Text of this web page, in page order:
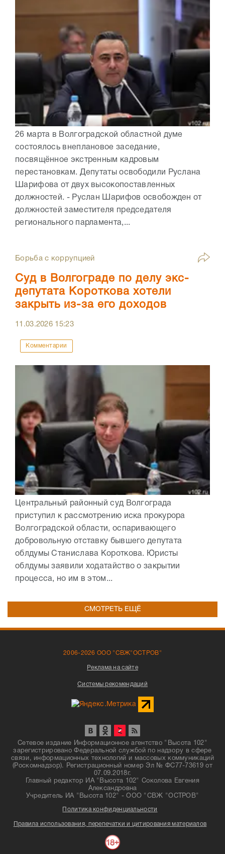
26 марта в Волгоградской областной думе
состоялось внеплановое заседание,
посвящённое экстренным кадровым
перестановкам. Депутаты освободили Руслана
Шарифова от двух высокопоставленных
должностей. - Руслан Шарифов освобожден от
должностей заместителя председателя
регионального парламента,...
Борьба с коррупцией
Суд в Волгограде по делу экс-
депутата Короткова хотели
закрыть из-за его доходов
11.03.2026 15:23
Комментарии
Центральный районный суд Волгограда
приступил к рассмотрению иска прокурора
Волгоградской области, оспаривающего
добровольную отставку бывшего депутата
облдумы Станислава Короткова. Юристы
облдумы заявили ходатайство о закрытии
процесса, но им в этом...
СМОТРЕТЬ ЕЩЁ
2006-2026 ООО "СВЖ"ОСТРОВ"
Реклама на сайте
Системы рекомендаций
Сетевое издание Информационное агентство "Высота 102"
зарегистрировано Федеральной службой по надзору в сфере
связи, информационных технологий и массовых коммуникаций
(Роскомнадзор). Регистрационный номер Эл № ФС77-73619 от
07.09.2018г.
Главный редактор ИА "Высота 102" Соколова Евгения
Александровна
Учредитель ИА "Высота 102" - ООО "СВЖ "ОСТРОВ"
Политика конфиденциальности
Правила использования, перепечатки и цитирования материалов